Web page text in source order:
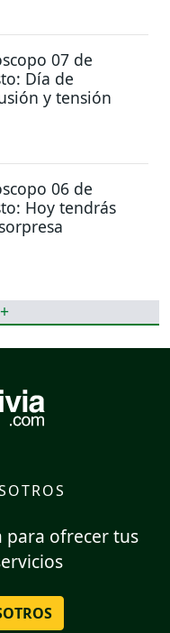
07 de
Día de
y tensión
06 de
Hoy tendrás
para ofrecer tus